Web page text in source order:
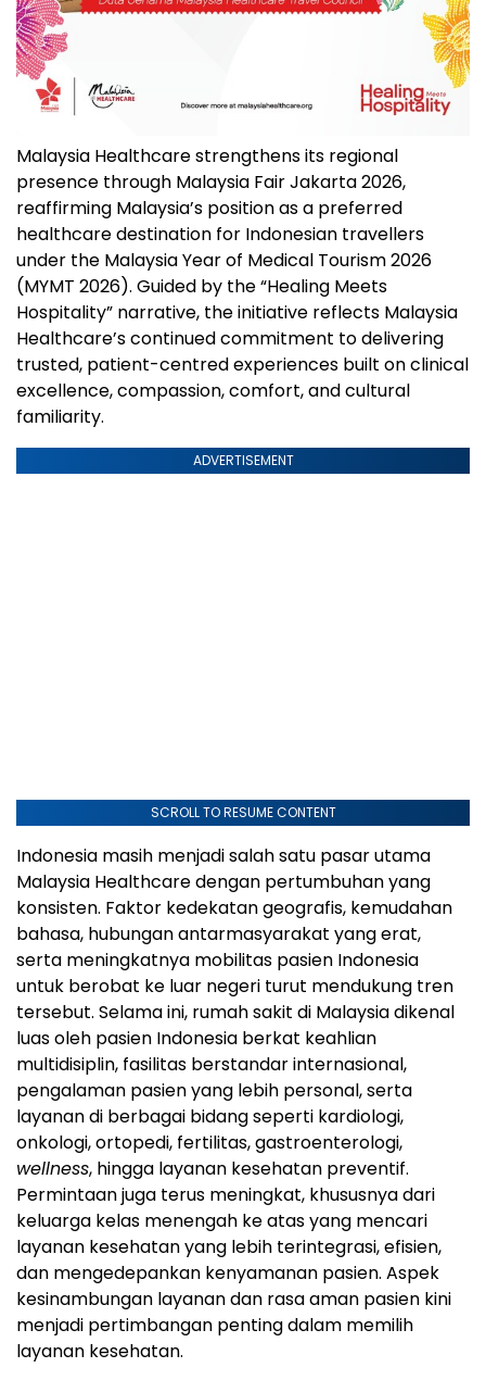
Malaysia Healthcare strengthens its regional
presence through Malaysia Fair Jakarta 2026,
reaffirming Malaysia’s position as a preferred
healthcare destination for Indonesian travellers
under the Malaysia Year of Medical Tourism 2026
(MYMT 2026). Guided by the “Healing Meets
Hospitality” narrative, the initiative reflects Malaysia
Healthcare’s continued commitment to delivering
trusted, patient-centred experiences built on clinical
excellence, compassion, comfort, and cultural
familiarity.
ADVERTISEMENT
SCROLL TO RESUME CONTENT
Indonesia masih menjadi salah satu pasar utama
Malaysia Healthcare dengan pertumbuhan yang
konsisten. Faktor kedekatan geografis, kemudahan
bahasa, hubungan antarmasyarakat yang erat,
serta meningkatnya mobilitas pasien Indonesia
untuk berobat ke luar negeri turut mendukung tren
tersebut. Selama ini, rumah sakit di Malaysia dikenal
luas oleh pasien Indonesia berkat keahlian
multidisiplin, fasilitas berstandar internasional,
pengalaman pasien yang lebih personal, serta
layanan di berbagai bidang seperti kardiologi,
onkologi, ortopedi, fertilitas, gastroenterologi,
wellness, hingga layanan kesehatan preventif.
Permintaan juga terus meningkat, khususnya dari
keluarga kelas menengah ke atas yang mencari
layanan kesehatan yang lebih terintegrasi, efisien,
dan mengedepankan kenyamanan pasien. Aspek
kesinambungan layanan dan rasa aman pasien kini
menjadi pertimbangan penting dalam memilih
layanan kesehatan.